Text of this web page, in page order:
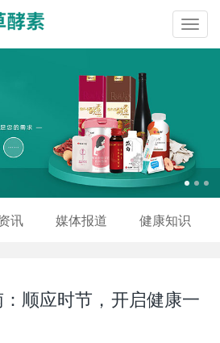
讯 媒体报道 健康知识
顺应时节，开启健康一